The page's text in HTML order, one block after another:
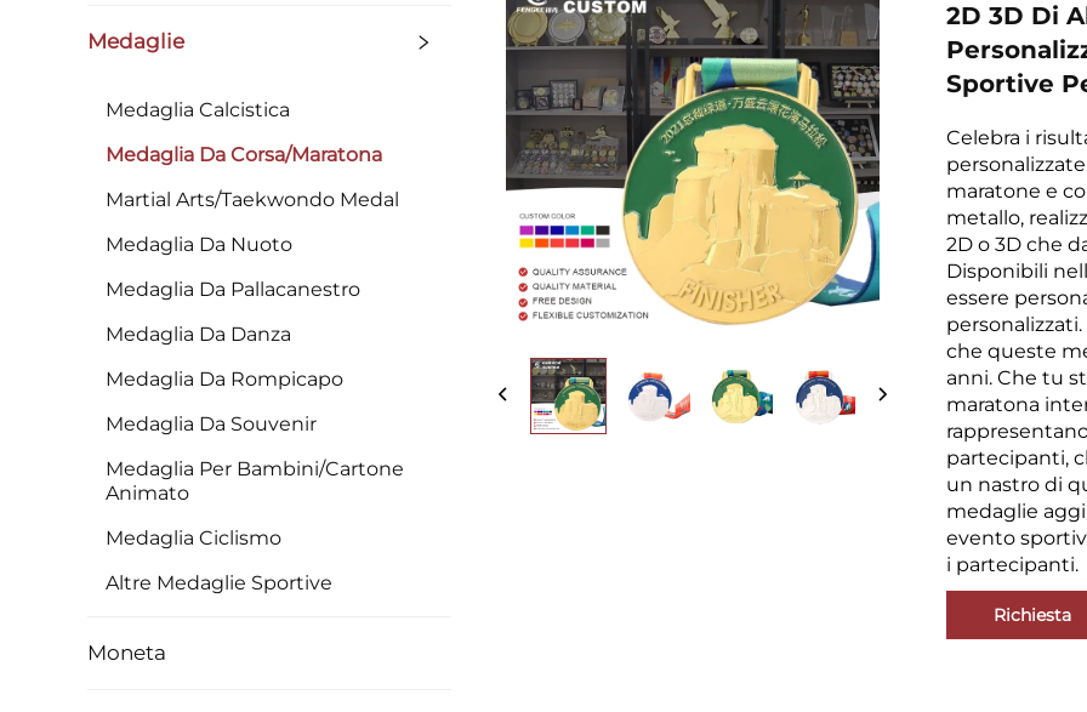
Medaglie
Medaglia Calcistica
Medaglia Da Corsa/Maratona
Martial Arts/Taekwondo Medal
Medaglia Da Nuoto
Medaglia Da Pallacanestro
Medaglia Da Danza
Medaglia Da Rompicapo
Medaglia Da Souvenir
Medaglia Per Bambini/Cartone
Animato
Medaglia Ciclismo
Altre Medaglie Sportive
Moneta
2D 3D Di
Sportive
Celebra i
maratone e
metallo,
2D o 3D che
Disponibili
essere
che queste
anni. Che tu
maratona
partecipanti,
un nastro di
medaglie
evento
i partecipanti.
Richiesta